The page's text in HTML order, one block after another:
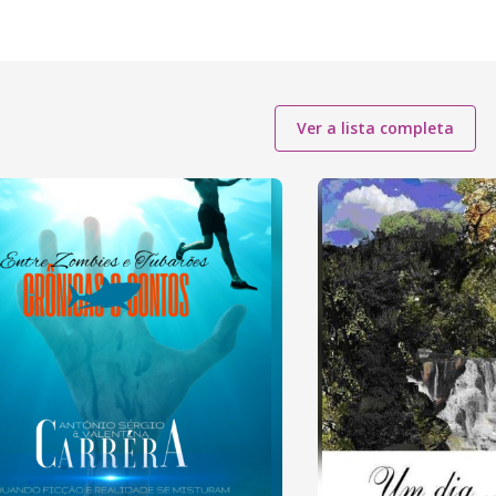
Ver a lista completa